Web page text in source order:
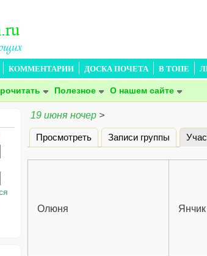
КОММЕНТАРИИ ДОСКА ПОЧЕТА В ТОПЕ
Полезное О нашем сайте
19 июня ночер >
Главные вкладки
Просмотреть Записи группы
Олюня Янчик